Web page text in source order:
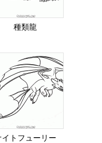
種類龍
イトフューリー